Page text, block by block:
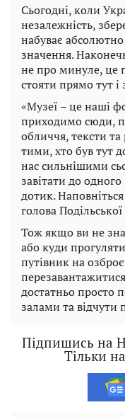
Сьогодні, коли
незалежність,
набуває абсолютно
значення.
не про минуле, це
стояти прямо тут і
«Музеї – це наші
приходимо сюди,
обличчя, тексти та
тими, хто був тут
нас сильнішими
завітати до
дотик.
голова
Тож якщо ви не
або куди
путівник на
достатньо
залами та відчути
Підпишись на
Тільки